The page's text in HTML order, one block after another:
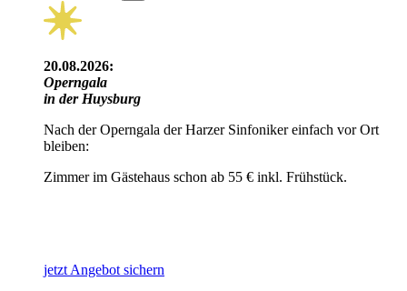
20.08.2026:
Operngala
in der Huysburg
Nach der Operngala der Harzer Sinfoniker einfach vor Ort
bleiben:
Zimmer im Gästehaus schon ab 55 € inkl. Frühstück.
jetzt Angebot sichern